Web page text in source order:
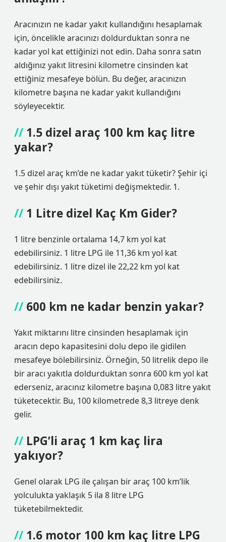
Aracınızın ne kadar yakıt kullandığını hesaplamak
için, öncelikle aracınızı doldurduktan sonra ne
kadar yol kat ettiğinizi not edin. Daha sonra satın
aldığınız yakıt litresini kilometre cinsinden kat
ettiğiniz mesafeye bölün. Bu değer, aracınızın
kilometre başına ne kadar yakıt kullandığını
söyleyecektir.
1.5 dizel araç 100 km kaç litre
yakar?
1.5 dizel araç km’de ne kadar yakıt tüketir? Şehir içi
ve şehir dışı yakıt tüketimi değişmektedir. 1.
1 Litre dizel Kaç Km Gider?
1 litre benzinle ortalama 14,7 km yol kat
edebilirsiniz. 1 litre LPG ile 11,36 km yol kat
edebilirsiniz. 1 litre dizel ile 22,22 km yol kat
edebilirsiniz.
600 km ne kadar benzin yakar?
Yakıt miktarını litre cinsinden hesaplamak için
aracın depo kapasitesini dolu depo ile gidilen
mesafeye bölebilirsiniz. Örneğin, 50 litrelik depo ile
bir aracı yakıtla doldurduktan sonra 600 km yol kat
ederseniz, aracınız kilometre başına 0,083 litre yakıt
tüketecektir. Bu, 100 kilometrede 8,3 litreye denk
gelir.
LPG’li araç 1 km kaç lira
yakıyor?
Genel olarak LPG ile çalışan bir araç 100 km’lik
yolculukta yaklaşık 5 ila 8 litre LPG
tüketebilmektedir.
1.6 motor 100 km kaç litre LPG